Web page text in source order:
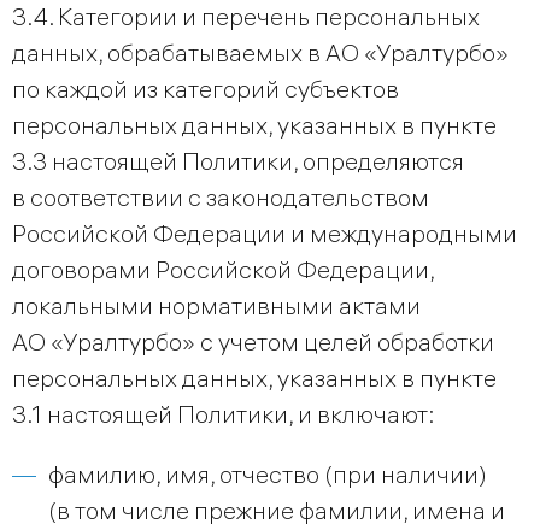
3.4. Категории и перечень персональных
данных, обрабатываемых в АО «Уралтурбо»
по каждой из категорий субъектов
персональных данных, указанных в пункте
3.3 настоящей Политики, определяются
в соответствии с законодательством
Российской Федерации и международными
договорами Российской Федерации,
локальными нормативными актами
АО «Уралтурбо» с учетом целей обработки
персональных данных, указанных в пункте
3.1 настоящей Политики, и включают:
фамилию, имя, отчество (при наличии)
(в том числе прежние фамилии, имена и